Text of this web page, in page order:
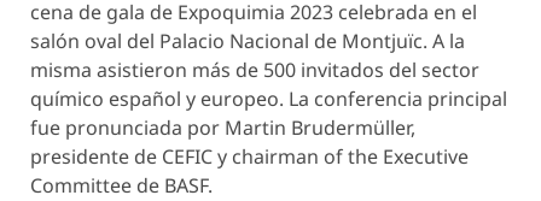
cena de gala de Expoquimia 2023 celebrada en el
salón oval del Palacio Nacional de Montjuïc. A la
misma asistieron más de 500 invitados del sector
químico español y europeo. La conferencia principal
fue pronunciada por Martin Brudermüller,
presidente de CEFIC y chairman of the Executive
Committee de BASF.